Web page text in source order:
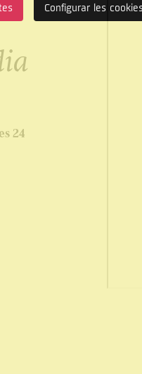
24
Configurar les